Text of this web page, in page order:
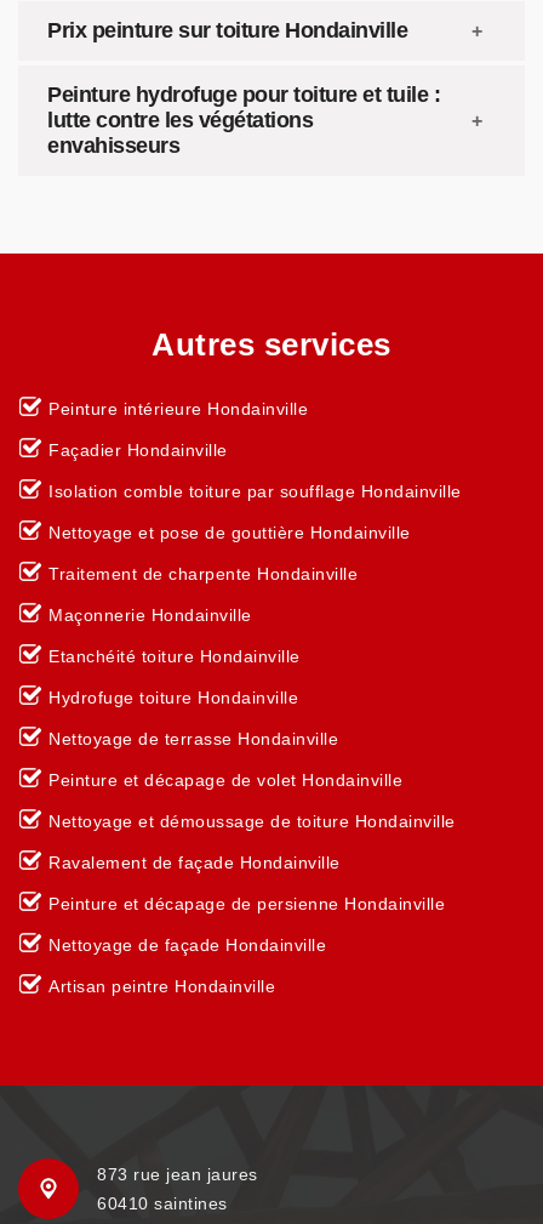
Prix peinture sur toiture Hondainville
Peinture hydrofuge pour toiture et tuile :
lutte contre les végétations
envahisseurs
Autres services
Peinture intérieure Hondainville
Façadier Hondainville
Isolation comble toiture par soufflage Hondainville
Nettoyage et pose de gouttière Hondainville
Traitement de charpente Hondainville
Maçonnerie Hondainville
Etanchéité toiture Hondainville
Hydrofuge toiture Hondainville
Nettoyage de terrasse Hondainville
Peinture et décapage de volet Hondainville
Nettoyage et démoussage de toiture Hondainville
Ravalement de façade Hondainville
Peinture et décapage de persienne Hondainville
Nettoyage de façade Hondainville
Artisan peintre Hondainville
873 rue jean jaures
60410 saintines